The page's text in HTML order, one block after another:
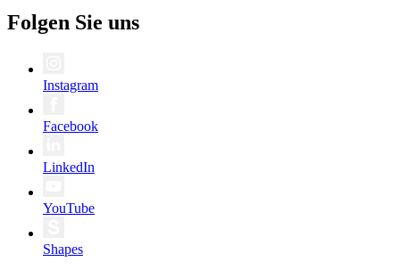
Folgen Sie uns
Instagram
Facebook
LinkedIn
YouTube
Shapes